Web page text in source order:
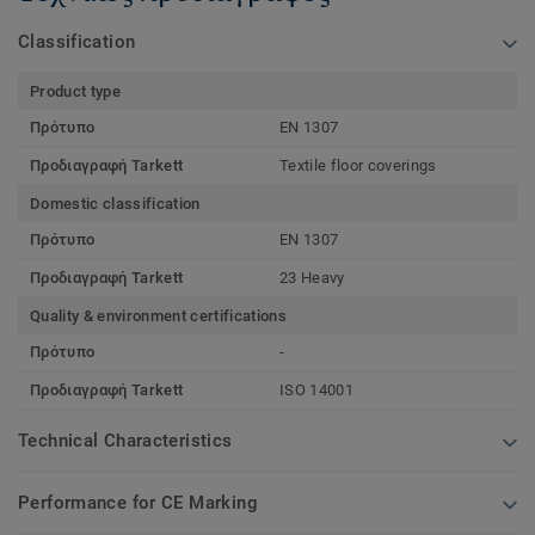
Classification
Product type
Πρότυπο
EN 1307
Προδιαγραφή Tarkett Textile floor coverings
Domestic classification
Πρότυπο
EN 1307
Προδιαγραφή Tarkett 23 Heavy
Quality & environment certifications
Πρότυπο
-
Προδιαγραφή Tarkett ISO 14001
Technical Characteristics
Performance for CE Marking